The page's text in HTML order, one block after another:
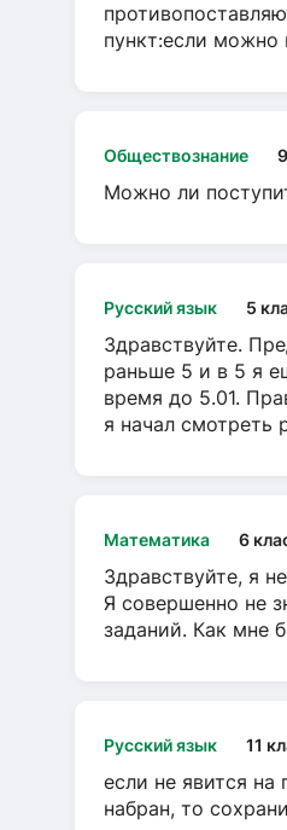
пункт:если можно
Обществознание
Можно ли
Русский язык 5
Здравствуйте.
раньше 5 и в 5 я
время до 5.01.
я начал смотреть
Математика 6
Здравствуйте, я
Я совершенно не
заданий. Как мне
Русский язык 11
если не явится
набран, то